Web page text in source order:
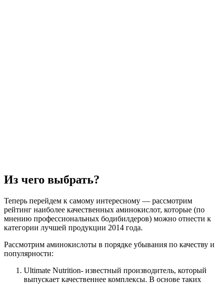
Из чего выбрать?
Теперь перейдем к самому интересному — рассмотрим
рейтинг наиболее качественных аминокислот, которые (по
мнению профессиональных бодибилдеров) можно отнести к
категории лучшей продукции 2014 года.
Рассмотрим аминокислоты в порядке убывания по качеству и
популярности:
Ultimate Nutrition- известный производитель, который
выпускает качественнее комплексы. В основе таких